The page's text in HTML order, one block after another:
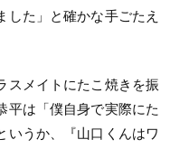
した」と確かな手ごたえ
スメイトにたこ焼きを振
平は「僕自身で実際にた
いうか、『山口くんはワ